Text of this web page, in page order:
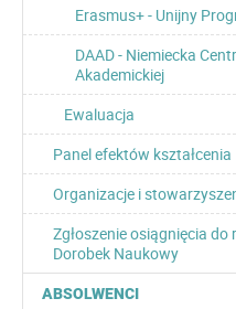
Erasmus+ - Unijny
DAAD - Niemiecka
Akademickiej
Ewaluacja
Panel efektów kształcenia
Organizacje i
Zgłoszenie osiągnięcia
Dorobek Naukowy
ABSOLWENCI